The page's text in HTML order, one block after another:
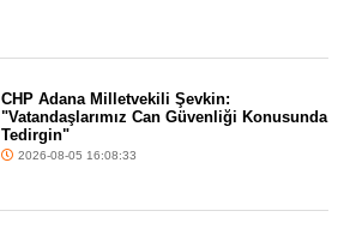
CHP Adana Milletvekili Şevkin:
"Vatandaşlarımız Can Güvenliği Konusunda
Tedirgin"
2026-08-05 16:08:33